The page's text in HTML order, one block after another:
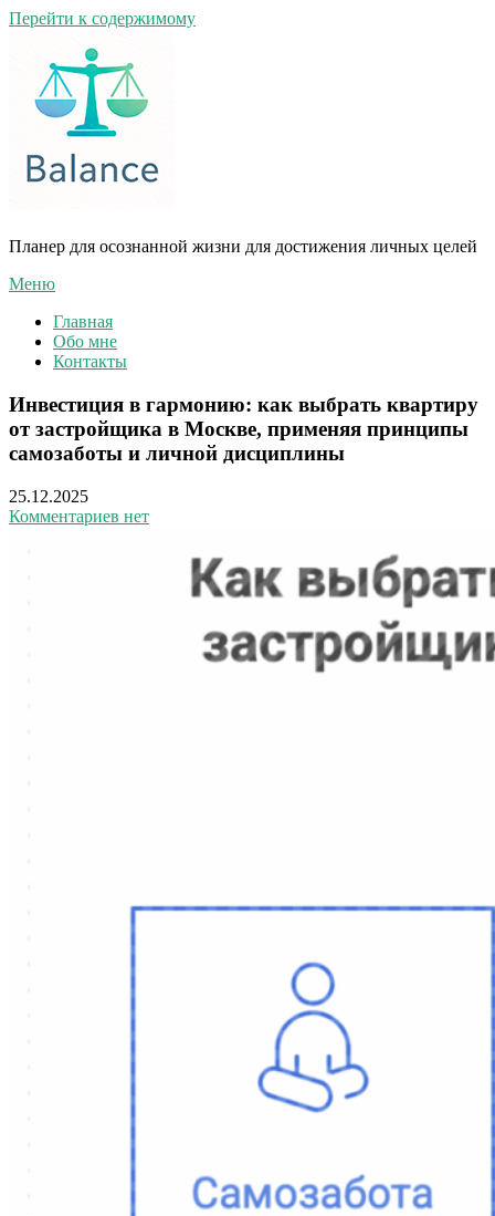
Перейти к содержимому
Планер для осознанной жизни для достижения личных целей
Меню
Главная
Обо мне
Контакты
Инвестиция в гармонию: как выбрать квартиру
от застройщика в Москве, применяя принципы
самозаботы и личной дисциплины
25.12.2025
Комментариев нет